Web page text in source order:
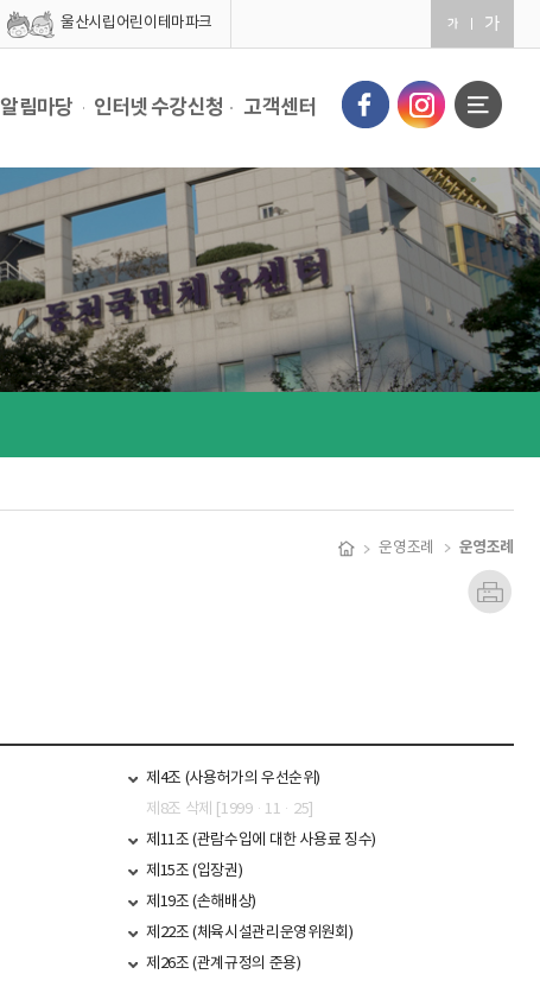
울산시립어린이테마파크
알림마당 인터넷 수강신청 고객센터
운영조례 운영조례
제4조 (사용허가의 우선순위)
제8조 삭제 [1999·11·25]
제11조 (관람수입에 대한 사용료 징수)
제15조 (입장권)
제19조 (손해배상)
제22조 (체육시설관리운영위원회)
제26조 (관계규정의 준용)